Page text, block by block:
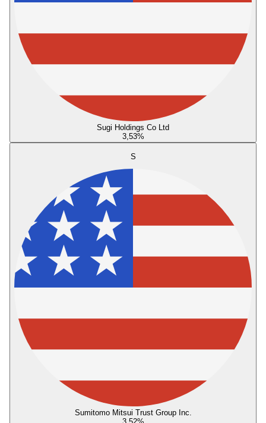
Sugi Holdings Co Ltd
3,53%
S
Sumitomo Mitsui Trust Group Inc.